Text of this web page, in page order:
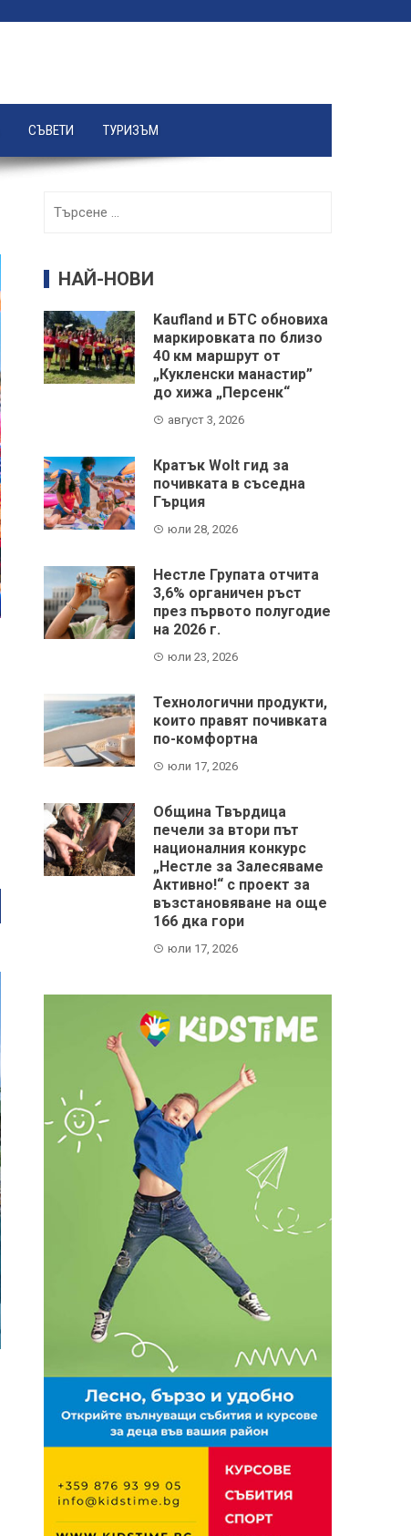
СЪВЕТИ ТУРИЗЪМ
НАЙ-НОВИ
Kaufland и БТС обновиха
маркировката по близо
40 км маршрут от
„Кукленски манастир”
до хижа „Персенк“
август 3, 2026
Кратък Wolt гид за
почивката в съседна
Гърция
юли 28, 2026
Нестле Групата отчита
3,6% органичен ръст
през първото полугодие
на 2026 г.
юли 23, 2026
Технологични продукти,
които правят почивката
по-комфортна
юли 17, 2026
Община Твърдица
печели за втори път
националния конкурс
„Нестле за Залесяваме
Активно!“ с проект за
възстановяване на още
166 дка гори
юли 17, 2026